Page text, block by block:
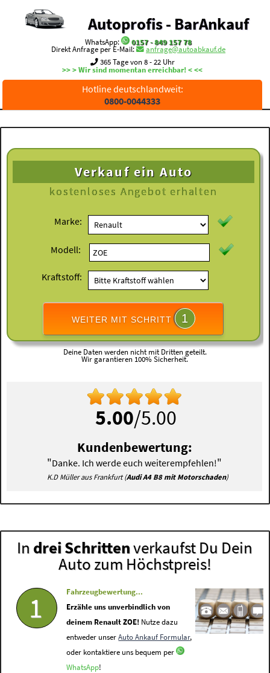
Autoprofis - BarAnkauf
WhatsApp:
0157 - 849 157 78
Direkt Anfrage per E-Mail:
anfrage@autoabkauf.de
365 Tage von 8 - 22 Uhr
>> > Wir sind momentan erreichbar! < <<
Hotline deutschlandweit:
0800-0044333
Verkauf ein Auto
kostenloses Angebot erhalten
Marke:
Modell:
Kraftstoff:
WEITER MIT SCHRITT 1
Deine Daten werden nicht mit Dritten geteilt.
Wir garantieren 100% Sicherheit.
5.00/5.00
Kundenbewertung:
"Danke. Ich werde euch weiterempfehlen!"
K.D Müller aus Frankfurt (Audi A4 B8 mit Motorschaden)
In drei Schrittenverkaufst Du Dein
Auto zum Höchstpreis!
1
Fahrzeugbewertung...
Erzähle uns unverbindlich von
deinem Renault ZOE! Nutze dazu
entweder unserAuto Ankauf Formular,
oder kontaktiere uns bequem per
WhatsApp!